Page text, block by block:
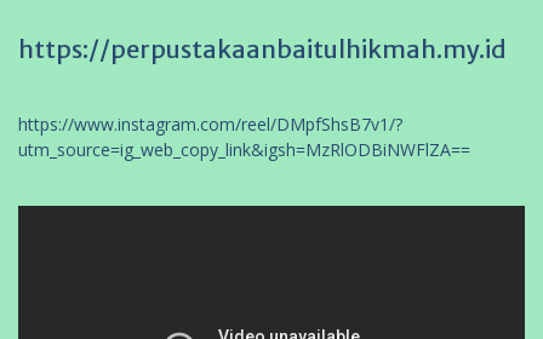
https://perpustakaanbaitulhikmah.my.id
https://www.instagram.com/reel/DMpfShsB7v1/?
utm_source=ig_web_copy_link&igsh=MzRlODBiNWFlZA==